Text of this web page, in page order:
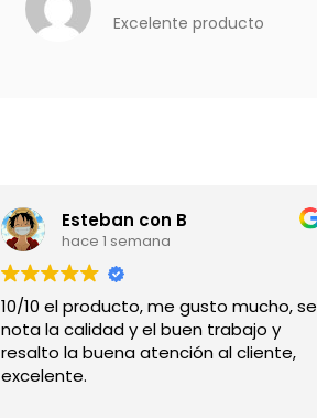
Excelente producto
Esteban con B
hace 1 semana
10/10 el producto, me gusto mucho, se
nota la calidad y el buen trabajo y
resalto la buena atención al cliente,
excelente.